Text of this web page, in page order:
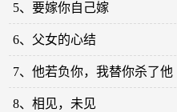
5、要嫁你自己嫁
6、父女的心结
7、他若负你，我替你杀了他
8、相见，未见